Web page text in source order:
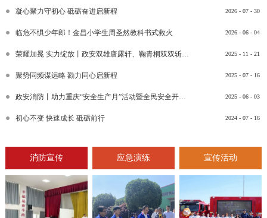
2026 - 07 - 30
凝心聚力守初心 砥砺奋进启新程
2026 - 06 - 04
临危不惧少年郎！金昌小学生周圣然教科书式救火
2025 - 11 - 21
荣耀加冕 实力绽放丨政安双雄唐露轩、鞠青桐双双斩获“渝消蓝盾讲师团金牌讲师”比武竞赛决赛大奖
2025 - 07 - 16
聚势同频谋远略 勠力同心启新程
2025 - 06 - 03
政安消防丨助力重庆“安全生产月”活动暨全民安全开放日活动
2024 - 07 - 16
初心不变 快速成长 砥砺前行
消防宣传 应急演练 宣传活动